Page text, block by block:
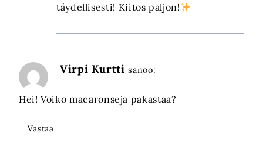
täydellisesti! Kiitos paljon!
Virpi Kurtti sanoo:
Hei! Voiko macaronseja pakastaa?
Vastaa